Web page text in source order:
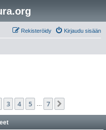
Kirjaudu sisään
Rekisteröidy
3 4 5 7